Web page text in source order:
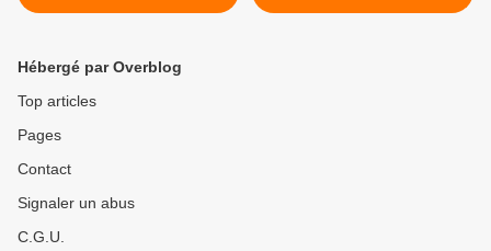
Hébergé par Overblog
Top articles
Pages
Contact
Signaler un abus
C.G.U.